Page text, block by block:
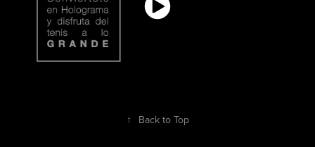
↑ Back to Top